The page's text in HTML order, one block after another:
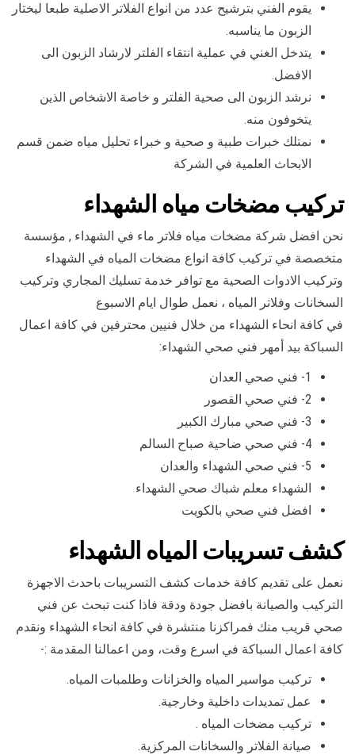
يقوم الفني بترشيح عدد من انواع الفلاتر الاصلية طبعا ليختار
الزبون ما يناسبه.
يتدخل الغني في عملية انتقاء الفلتر لارشاد الزبون الى
الافضل.
نرشد الزبون الى صحية الفلتر و خاصة الاشخاص الذين
يتخوفون منه.
نمتلك خبرات طبية و صحية و خبراء تحليل مياه ضمن قسم
الابحاث العلمية في الشركة
تركيب مضخات مياه الشهداء
نحن افضل شركة مضخات مياه فلاتر ماء في الشهداء , مؤسسة
متخصصة في تركيب كافة انواع مضخات المياه في الشهداء
وتركيب الادوات الصحية مع توافر خدمة تسليك المجاري وتركيب
السخانات وفلاتر المياه ، نعمل طوال ايام الاسبوع
في كافة انحاء الشهداء من خلال فنيين محترفين في كافة اعمال
السباكة بيد أمهر فني صحي الشهداء:
1- فني صحي العدان
2- فني صحي القصور
3- فني صحي مبارك الكبير
4- فني صحي ضاحية صباح السالم
5- فني صحي الشهداء والعدان
الشهداء معلم شباك صحي الشهداء
افضل فني صحي بالكويت
كشف تسريبات المياه الشهداء
نعمل على تقديم كافة خدمات كشف التسريبات باحدث الاجهزة
التركيب والصيانة بافضل جودة ودقة فاذا كنت تبحث عن فني
صحي قريب منك فمراكزنا منتشرة في كافة انحاء الشهداء ونقدم
كافة اعمال السباكة في اسرع وقت، ومن اعمالنا المقدمة :-
تركيب مواسير المياه والخزانات وطلمبات المياه.
عمل تمديدات داخلية وخارجية.
تركيب مضخات المياه .
صيانة الفلاتر والسخانات المركزية.